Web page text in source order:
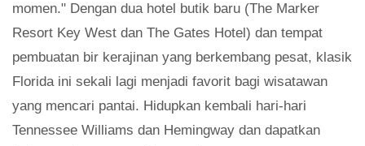
momen." Dengan dua hotel butik baru (The Marker
Resort Key West dan The Gates Hotel) dan tempat
pembuatan bir kerajinan yang berkembang pesat, klasik
Florida ini sekali lagi menjadi favorit bagi wisatawan
yang mencari pantai. Hidupkan kembali hari-hari
Tennessee Williams dan Hemingway dan dapatkan